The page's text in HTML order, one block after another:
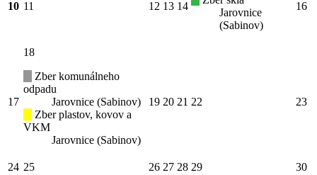
10 11 12 13 14
Jarovnice
(Sabinov)
16
17
18
Zber komunálneho
odpadu
Jarovnice (Sabinov)
Zber plastov, kovov a
VKM
Jarovnice (Sabinov)
19 20 21 22 23
24 25 26 27 28 29 30